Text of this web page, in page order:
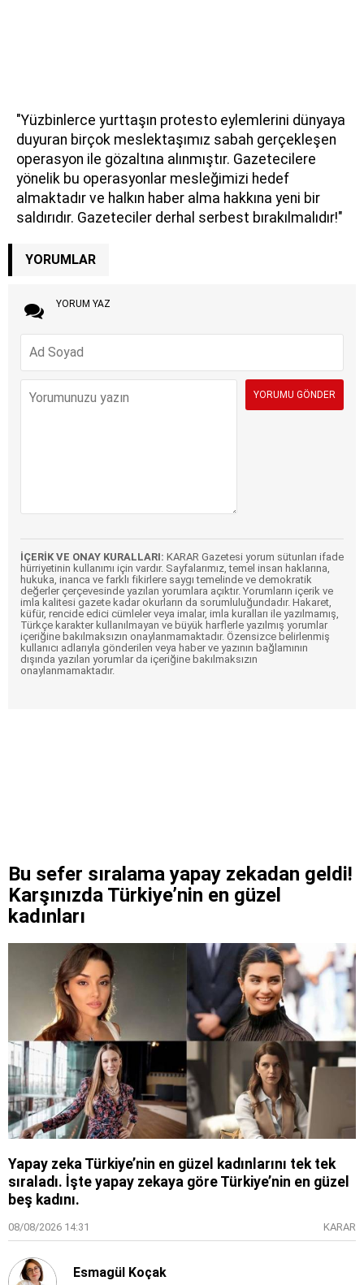
"Yüzbinlerce yurttaşın protesto eylemlerini dünyaya
duyuran birçok meslektaşımız sabah gerçekleşen
operasyon ile gözaltına alınmıştır. Gazetecilere
yönelik bu operasyonlar mesleğimizi hedef
almaktadır ve halkın haber alma hakkına yeni bir
saldırıdır. Gazeteciler derhal serbest bırakılmalıdır!"
YORUMLAR
YORUM YAZ
İÇERİK VE ONAY KURALLARI: KARAR Gazetesi yorum sütunları ifade
hürriyetinin kullanımı için vardır. Sayfalarımız, temel insan haklarına,
hukuka, inanca ve farklı fikirlere saygı temelinde ve demokratik
değerler çerçevesinde yazılan yorumlara açıktır. Yorumların içerik ve
imla kalitesi gazete kadar okurların da sorumluluğundadır. Hakaret,
küfür, rencide edici cümleler veya imalar, imla kuralları ile yazılmamış,
Türkçe karakter kullanılmayan ve büyük harflerle yazılmış yorumlar
içeriğine bakılmaksızın onaylanmamaktadır. Özensizce belirlenmiş
kullanıcı adlarıyla gönderilen veya haber ve yazının bağlamının
dışında yazılan yorumlar da içeriğine bakılmaksızın
onaylanmamaktadır.
Bu sefer sıralama yapay zekadan geldi!
Karşınızda Türkiye’nin en güzel
kadınları
Yapay zeka Türkiye’nin en güzel kadınlarını tek tek
sıraladı. İşte yapay zekaya göre Türkiye’nin en güzel
beş kadını.
08/08/2026 14:31 KARAR
Esmagül Koçak